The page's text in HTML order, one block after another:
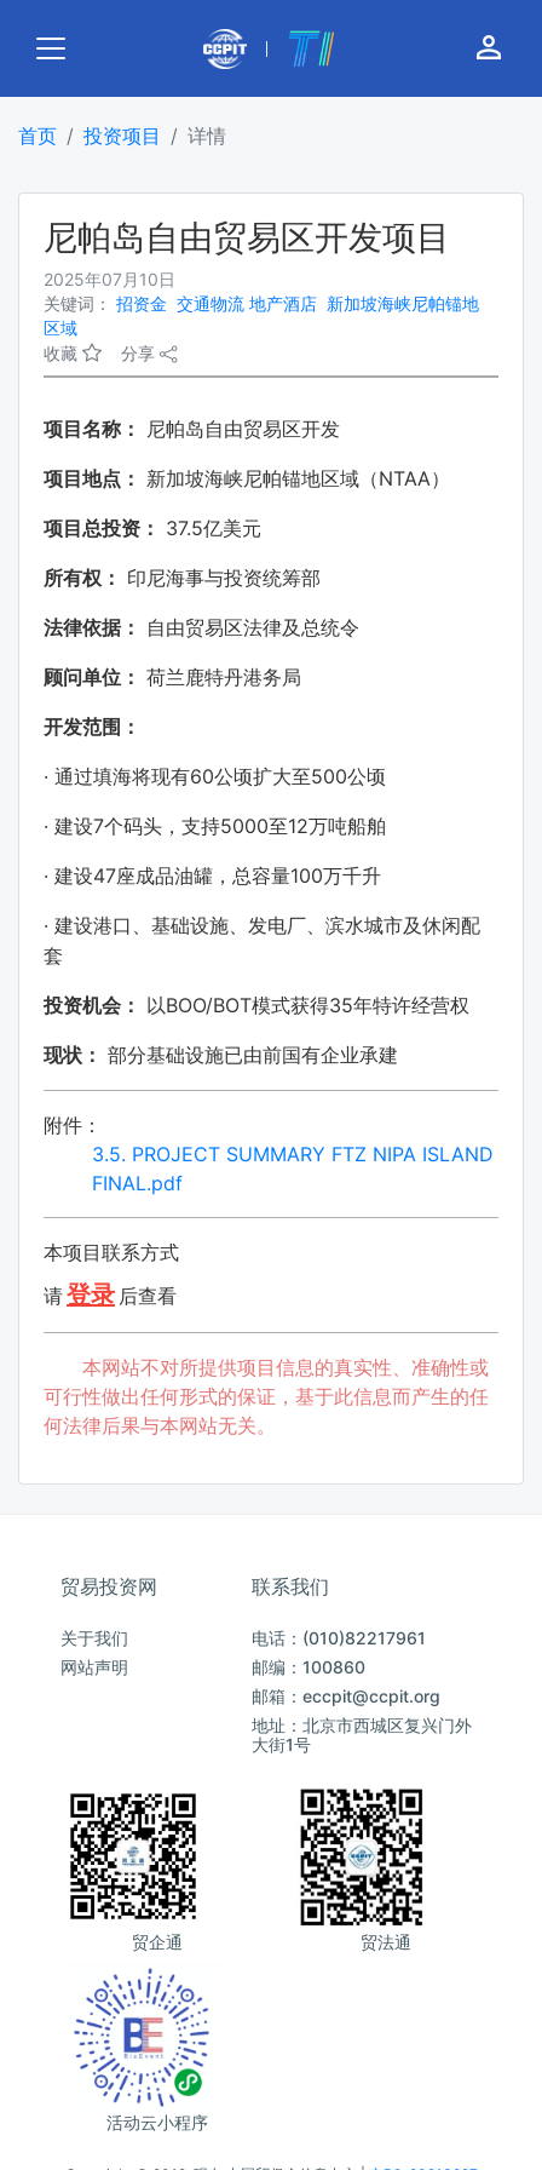
person_outline
首页 投资项目 详情
尼帕岛自由贸易区开发项目
2025年07月10日
关键词： 招资金 交通物流 地产酒店 新加坡海峡尼帕锚地
区域
收藏
分享
项目名称： 尼帕岛自由贸易区开发
项目地点： 新加坡海峡尼帕锚地区域（NTAA）
项目总投资： 37.5亿美元
所有权： 印尼海事与投资统筹部
法律依据： 自由贸易区法律及总统令
顾问单位： 荷兰鹿特丹港务局
开发范围：
· 通过填海将现有60公顷扩大至500公顷
· 建设7个码头，支持5000至12万吨船舶
· 建设47座成品油罐，总容量100万千升
· 建设港口、基础设施、发电厂、滨水城市及休闲配
套
投资机会： 以BOO/BOT模式获得35年特许经营权
现状： 部分基础设施已由前国有企业承建
附件：
3.5. PROJECT SUMMARY FTZ NIPA ISLAND
FINAL.pdf
本项目联系方式
请登录 后查看
本网站不对所提供项目信息的真实性、准确性或
可行性做出任何形式的保证，基于此信息而产生的任
何法律后果与本网站无关。
贸易投资网
关于我们
网站声明
联系我们
电话：(010)82217961
邮编：100860
邮箱：eccpit@ccpit.org
地址：北京市西城区复兴门外
大街1号
贸企通 贸法通
活动云小程序